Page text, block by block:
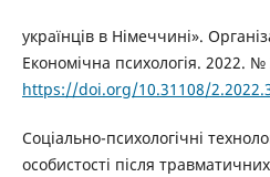
українців в Німеччині».
Економічна психологія. 2022.
https://doi.org/10.31108/
Соціально-психологічні
особистості після